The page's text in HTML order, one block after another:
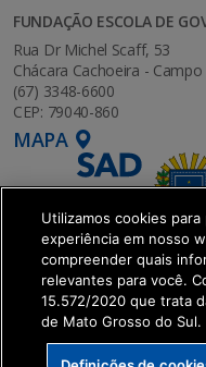
FUNDAÇÃO ESCOLA DE
Rua Dr Michel Scaff, 53
Chácara Cachoeira -
(67) 3348-6600
CEP: 79040-860
MAPA
SETDIG |
Utilizamos cookies
experiência em nosso
compreender quais
relevantes para você.
15.572/2020 que trata
de Mato Grosso do Sul.